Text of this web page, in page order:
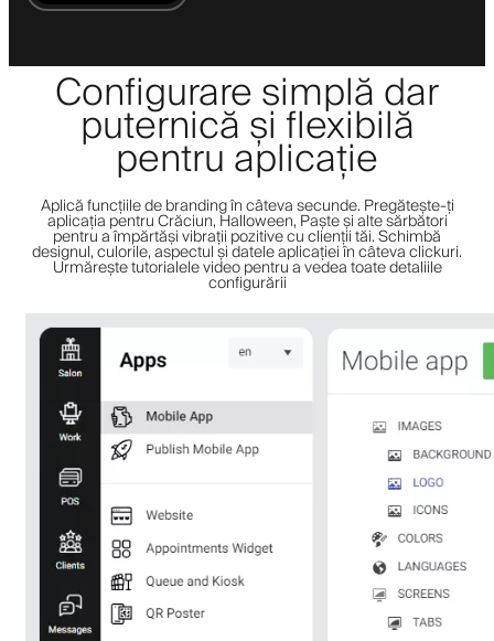
Configurare simplă dar
puternică și flexibilă
pentru aplicație
Aplică funcțiile de branding în câteva secunde. Pregătește-ți
aplicația pentru Crăciun, Halloween, Paște și alte sărbători
pentru a împărtăși vibrații pozitive cu clienții tăi. Schimbă
designul, culorile, aspectul și datele aplicației în câteva clickuri.
Urmărește tutorialele video pentru a vedea toate detaliile
configurării